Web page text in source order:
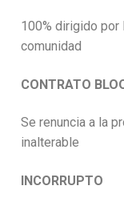
100% dirigido por
comunidad
CONTRATO
Se renuncia a la
inalterable
INCORRUPTO